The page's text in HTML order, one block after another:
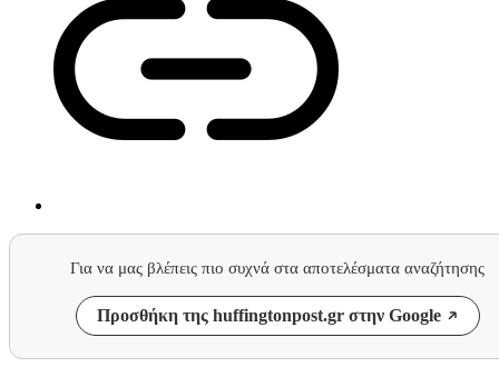
Για να μας βλέπεις πιο συχνά στα αποτελέσματα αναζήτησης
Προσθήκη της huffingtonpost.gr στην Google